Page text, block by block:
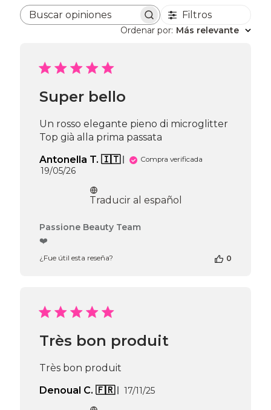
Buscar opiniones Filtros
Ordenar por: Más relevante
Super bello
Un rosso elegante pieno di microglitter
Top già alla prima passata
Antonella T. 🇮🇹
Compra verificada
Fecha
publicación
19/05/26
Traducir al español
Comentarios
Passione
Wed
May
Passione Beauty Team
❤️
¿Fue útil esta reseña? 0
Très bon produit
Très bon produit
Denoual C. 🇫🇷
Fecha
17/11/25